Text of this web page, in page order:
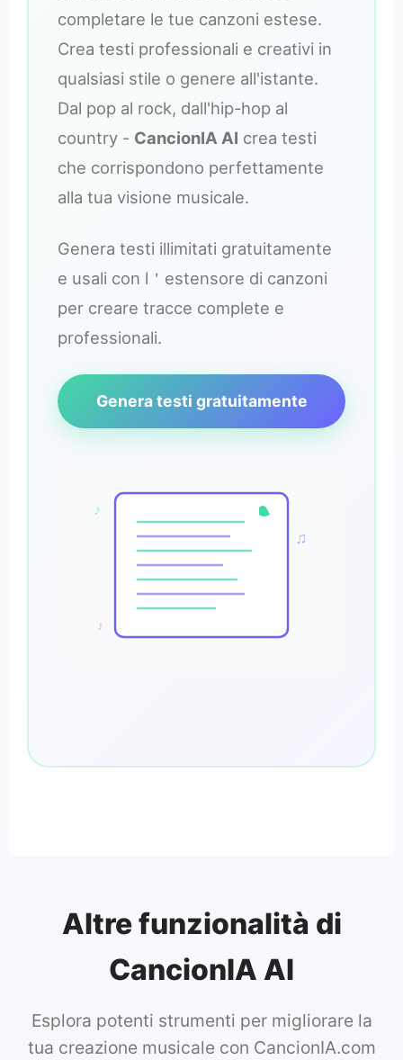
completare le tue canzoni estese.
Crea testi professionali e creativi in
qualsiasi stile o genere all'istante.
Dal pop al rock, dall'hip-hop al
country - CancionIA AI crea testi
che corrispondono perfettamente
alla tua visione musicale.
Genera testi illimitati gratuitamente
e usali con l＇estensore di canzoni
per creare tracce complete e
professionali.
Genera testi gratuitamente
♪
♫
♪
Altre funzionalità di
CancionIA AI
Esplora potenti strumenti per migliorare la
tua creazione musicale con CancionIA.com